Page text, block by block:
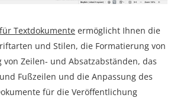
für Textdokumente ermöglicht Ihnen die
und Stilen, die Formatierung von
von Zeilen- und Absatzabständen, das
Fußzeilen und die Anpassung des
für die Veröffentlichung